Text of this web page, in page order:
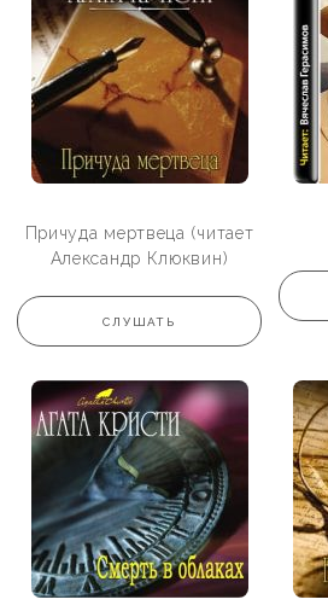
Причуда мертвеца (читает
Александр Клюквин)
СЛУШАТЬ